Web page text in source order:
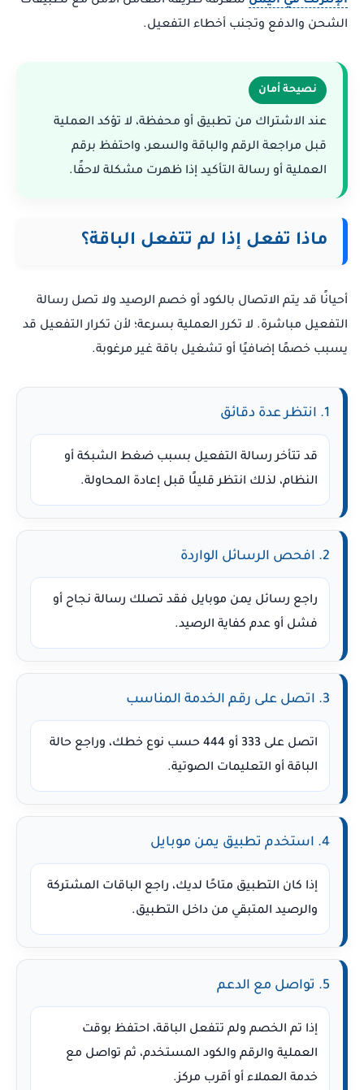
الشحن والدفع وتجنب أخطاء التفعيل.
نصيحة أمان
عند الاشتراك من تطبيق أو محفظة، لا تؤكد العملية
قبل مراجعة الرقم والباقة والسعر، واحتفظ برقم
العملية أو رسالة التأكيد إذا ظهرت مشكلة لاحقًا.
ماذا تفعل إذا لم تتفعل الباقة؟
أحيانًا قد يتم الاتصال بالكود أو خصم الرصيد ولا تصل رسالة
التفعيل مباشرة. لا تكرر العملية بسرعة؛ لأن تكرار التفعيل قد
يسبب خصمًا إضافيًا أو تشغيل باقة غير مرغوبة.
1. انتظر عدة دقائق
قد تتأخر رسالة التفعيل بسبب ضغط الشبكة أو
النظام، لذلك انتظر قليلًا قبل إعادة المحاولة.
2. افحص الرسائل الواردة
راجع رسائل يمن موبايل فقد تصلك رسالة نجاح أو
فشل أو عدم كفاية الرصيد.
3. اتصل على رقم الخدمة المناسب
اتصل على 333 أو 444 حسب نوع خطك، وراجع حالة
الباقة أو التعليمات الصوتية.
4. استخدم تطبيق يمن موبايل
إذا كان التطبيق متاحًا لديك، راجع الباقات المشتركة
والرصيد المتبقي من داخل التطبيق.
5. تواصل مع الدعم
إذا تم الخصم ولم تتفعل الباقة، احتفظ بوقت
العملية والرقم والكود المستخدم، ثم تواصل مع
خدمة العملاء أو أقرب مركز.